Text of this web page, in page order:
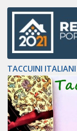
TACCUINI ITALIANI